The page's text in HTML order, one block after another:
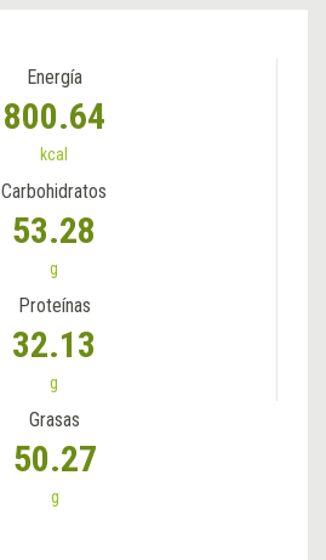
Energía
800.64
kcal
Carbohidratos
53.28
g
Proteínas
32.13
g
Grasas
50.27
g